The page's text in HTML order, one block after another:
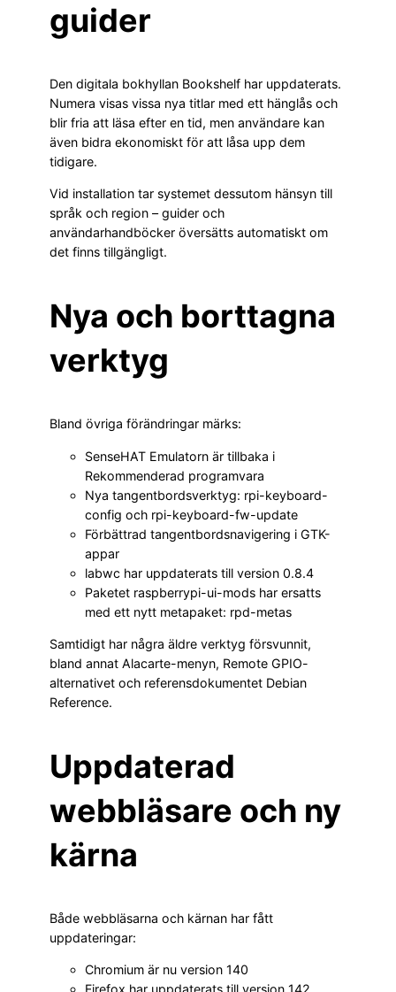
guider
Den digitala bokhyllan Bookshelf har uppdaterats.
Numera visas vissa nya titlar med ett hänglås och
blir fria att läsa efter en tid, men användare kan
även bidra ekonomiskt för att låsa upp dem
tidigare.
Vid installation tar systemet dessutom hänsyn till
språk och region – guider och
användarhandböcker översätts automatiskt om
det finns tillgängligt.
Nya och borttagna
verktyg
Bland övriga förändringar märks:
SenseHAT Emulatorn är tillbaka i
Rekommenderad programvara
Nya tangentbordsverktyg: rpi-keyboard-
config och rpi-keyboard-fw-update
Förbättrad tangentbordsnavigering i GTK-
appar
labwc har uppdaterats till version 0.8.4
Paketet raspberrypi-ui-mods har ersatts
med ett nytt metapaket: rpd-metas
Samtidigt har några äldre verktyg försvunnit,
bland annat Alacarte-menyn, Remote GPIO-
alternativet och referensdokumentet Debian
Reference.
Uppdaterad
webbläsare och ny
kärna
Både webbläsarna och kärnan har fått
uppdateringar:
Chromium är nu version 140